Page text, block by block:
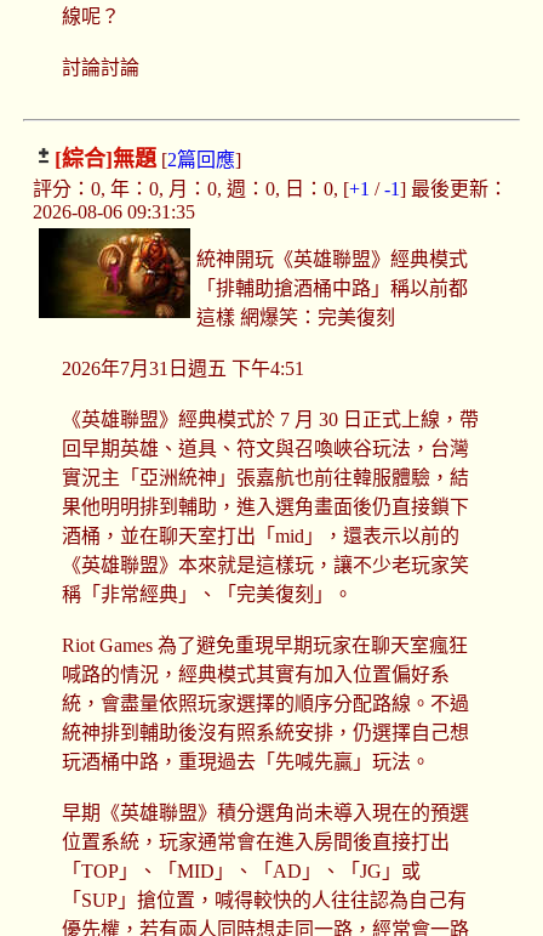
線呢？
討論討論
[綜合]無題[2篇回應]
評分：0, 年：0, 月：0, 週：0, 日：0, [+1 /-1] 最後更新：
2026-08-06 09:31:35
統神開玩《英雄聯盟》經典模式
「排輔助搶酒桶中路」稱以前都
這樣 網爆笑：完美復刻
2026年7月31日週五 下午4:51
《英雄聯盟》經典模式於 7 月 30 日正式上線，帶
回早期英雄、道具、符文與召喚峽谷玩法，台灣
實況主「亞洲統神」張嘉航也前往韓服體驗，結
果他明明排到輔助，進入選角畫面後仍直接鎖下
酒桶，並在聊天室打出「mid」，還表示以前的
《英雄聯盟》本來就是這樣玩，讓不少老玩家笑
稱「非常經典」、「完美復刻」。
Riot Games 為了避免重現早期玩家在聊天室瘋狂
喊路的情況，經典模式其實有加入位置偏好系
統，會盡量依照玩家選擇的順序分配路線。不過
統神排到輔助後沒有照系統安排，仍選擇自己想
玩酒桶中路，重現過去「先喊先贏」玩法。
早期《英雄聯盟》積分選角尚未導入現在的預選
位置系統，玩家通常會在進入房間後直接打出
「TOP」、「MID」、「AD」、「JG」或
「SUP」搶位置，喊得較快的人往往認為自己有
優先權，若有兩人同時想走同一路，經常會一路